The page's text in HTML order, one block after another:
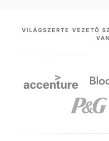
PARTNEREINK
VILÁGSZERTE VEZETŐ